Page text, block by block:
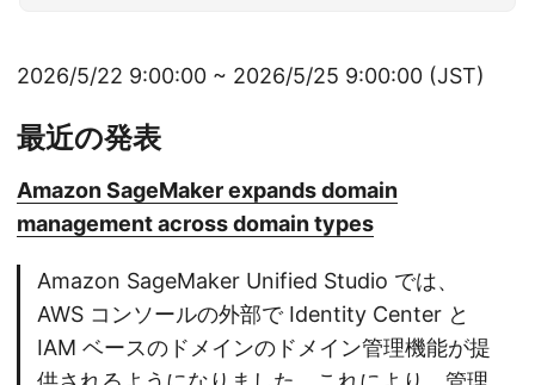
2026/5/22 9:00:00 ~ 2026/5/25 9:00:00 (JST)
最近の発表
Amazon SageMaker expands domain
management across domain types
Amazon SageMaker Unified Studio では、
AWS コンソールの外部で Identity Center と
IAM ベースのドメインのドメイン管理機能が提